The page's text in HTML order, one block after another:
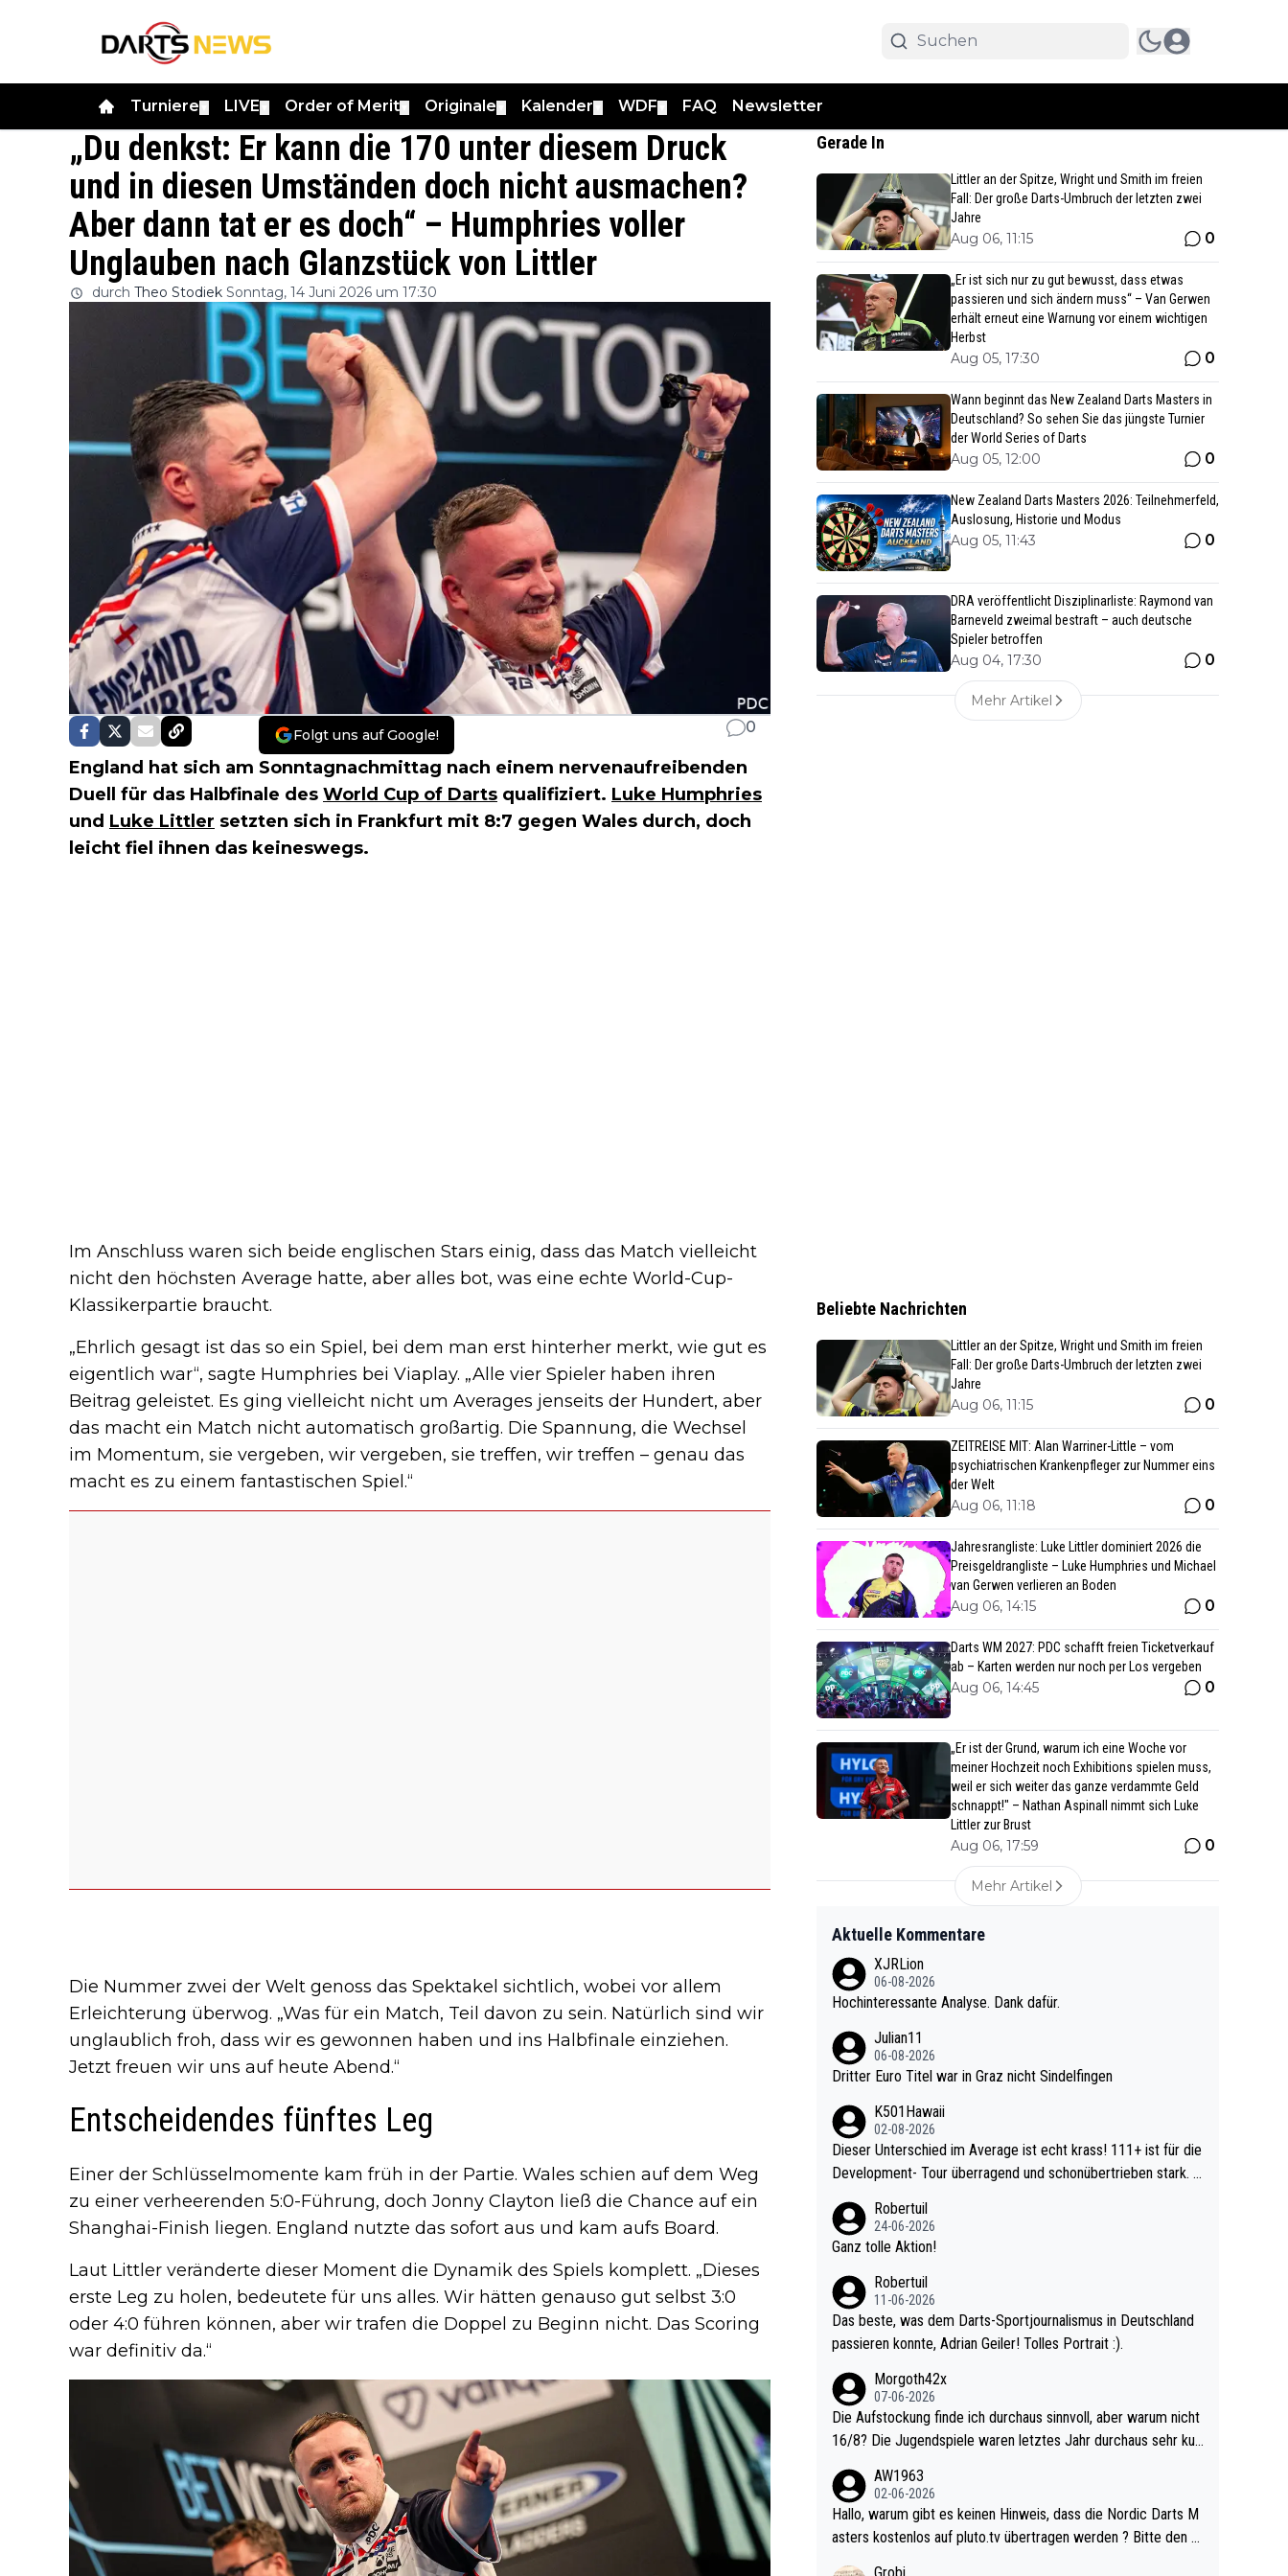
Turniere LIVE Order of Merit Originale Kalender WDF FAQ Newsletter
„Du denkst: Er kann die 170 unter diesem Druck
und in diesen Umständen doch nicht ausmachen?
Aber dann tat er es doch“ – Humphries voller
Unglauben nach Glanzstück von Littler
durch Theo Stodiek Sonntag, 14 Juni 2026 um 17:30
Folgt uns auf Google! 0
England hat sich am Sonntagnachmittag nach einem nervenaufreibenden
Duell für das Halbfinale des World Cup of Darts qualifiziert. Luke Humphries
und Luke Littler setzten sich in Frankfurt mit 8:7 gegen Wales durch, doch
leicht fiel ihnen das keineswegs.
Im Anschluss waren sich beide englischen Stars einig, dass das Match vielleicht
nicht den höchsten Average hatte, aber alles bot, was eine echte World-Cup-
Klassikerpartie braucht.
„Ehrlich gesagt ist das so ein Spiel, bei dem man erst hinterher merkt, wie gut es
eigentlich war“, sagte Humphries bei Viaplay. „Alle vier Spieler haben ihren
Beitrag geleistet. Es ging vielleicht nicht um Averages jenseits der Hundert, aber
das macht ein Match nicht automatisch großartig. Die Spannung, die Wechsel
im Momentum, sie vergeben, wir vergeben, sie treffen, wir treffen – genau das
macht es zu einem fantastischen Spiel.“
Die Nummer zwei der Welt genoss das Spektakel sichtlich, wobei vor allem
Erleichterung überwog. „Was für ein Match, Teil davon zu sein. Natürlich sind wir
unglaublich froh, dass wir es gewonnen haben und ins Halbfinale einziehen.
Jetzt freuen wir uns auf heute Abend.“
Entscheidendes fünftes Leg
Einer der Schlüsselmomente kam früh in der Partie. Wales schien auf dem Weg
zu einer verheerenden 5:0-Führung, doch Jonny Clayton ließ die Chance auf ein
Shanghai-Finish liegen. England nutzte das sofort aus und kam aufs Board.
Laut Littler veränderte dieser Moment die Dynamik des Spiels komplett. „Dieses
erste Leg zu holen, bedeutete für uns alles. Wir hätten genauso gut selbst 3:0
oder 4:0 führen können, aber wir trafen die Doppel zu Beginn nicht. Das Scoring
war definitiv da.“
Gerade In
Littler an der Spitze, Wright und Smith im freien
Fall: Der große Darts-Umbruch der letzten zwei
Jahre
Aug 06, 11:15 0
„Er ist sich nur zu gut bewusst, dass etwas
passieren und sich ändern muss“ – Van Gerwen
erhält erneut eine Warnung vor einem wichtigen
Herbst
Aug 05, 17:30 0
Wann beginnt das New Zealand Darts Masters in
Deutschland? So sehen Sie das jüngste Turnier
der World Series of Darts
Aug 05, 12:00 0
New Zealand Darts Masters 2026: Teilnehmerfeld,
Auslosung, Historie und Modus
Aug 05, 11:43 0
DRA veröffentlicht Disziplinarliste: Raymond van
Barneveld zweimal bestraft – auch deutsche
Spieler betroffen
Aug 04, 17:30 0
Mehr Artikel
Beliebte Nachrichten
Littler an der Spitze, Wright und Smith im freien
Fall: Der große Darts-Umbruch der letzten zwei
Jahre
Aug 06, 11:15 0
ZEITREISE MIT: Alan Warriner-Little – vom
psychiatrischen Krankenpfleger zur Nummer eins
der Welt
Aug 06, 11:18 0
Jahresrangliste: Luke Littler dominiert 2026 die
Preisgeldrangliste – Luke Humphries und Michael
van Gerwen verlieren an Boden
Aug 06, 14:15 0
Darts WM 2027: PDC schafft freien Ticketverkauf
ab – Karten werden nur noch per Los vergeben
Aug 06, 14:45 0
„Er ist der Grund, warum ich eine Woche vor
meiner Hochzeit noch Exhibitions spielen muss,
weil er sich weiter das ganze verdammte Geld
schnappt!" – Nathan Aspinall nimmt sich Luke
Littler zur Brust
Aug 06, 17:59 0
Mehr Artikel
Aktuelle Kommentare
XJRLion
06-08-2026
Hochinteressante Analyse. Dank dafür.
Julian11
06-08-2026
Dritter Euro Titel war in Graz nicht Sindelfingen
K501Hawaii
02-08-2026
Dieser Unterschied im Average ist echt krass! 111+ ist für die
Development- Tour überragend und schonübertrieben stark. U
e mal 40+ erst recht. Da gewinnst keinen Blumentopf - ist ja n
och krasser wie ein Pokalspiel eines Kreisligisten vs einem Bu
Robertuil
24-06-2026
Ganz tolle Aktion!
Robertuil
11-06-2026
Das beste, was dem Darts-Sportjournalismus in Deutschland
passieren konnte, Adrian Geiler! Tolles Portrait :).
Morgoth42x
07-06-2026
Die Aufstockung finde ich durchaus sinnvoll, aber warum nicht
16/8? Die Jugendspiele waren letztes Jahr durchaus sehr kur
l. Allerdings ist Mitchell Lawrie als Nummer 1 der Welt eh quali
fiziert. Somit ändert die automatische Qualifikation des Weltm
eisters erstmal nichts. Ich denke sie wollen damit für nächste
AW1963
02-06-2026
Hallo, warum gibt es keinen Hinweis, dass die Nordic Darts M
asters kostenlos auf pluto.tv übertragen werden ? Bitte den A